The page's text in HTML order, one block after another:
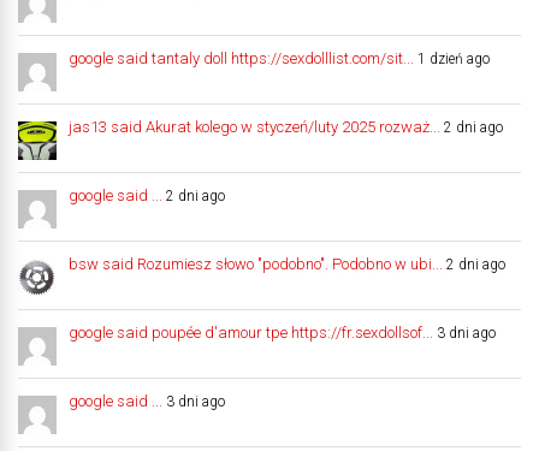
google said tantaly doll https://sexdolllist.com/sit... 1 dzień ago
jas13 said Akurat kolego w styczeń/luty 2025 rozważ... 2 dni ago
google said ... 2 dni ago
bsw said Rozumiesz słowo "podobno". Podobno w ubi... 2 dni ago
google said poupée d'amour tpe https://fr.sexdollsof... 3 dni ago
google said ... 3 dni ago